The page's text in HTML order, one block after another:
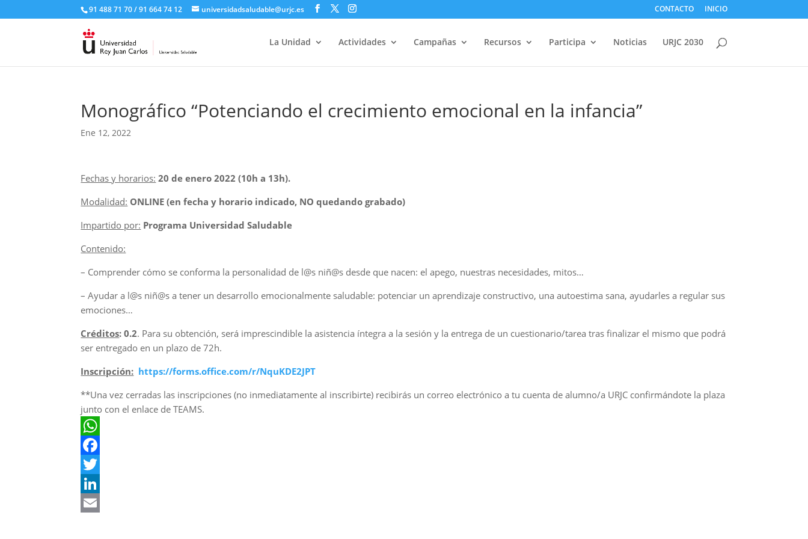
91 488 71 70 / 91 664 74 12 universidadsaludable@urjc.es CONTACTO INICIO
La Unidad Actividades Campañas Recursos Participa Noticias URJC 2030
Monográfico “Potenciando el crecimiento emocional en la infancia”
Ene 12, 2022
Fechas y horarios: 20 de enero 2022 (10h a 13h).
Modalidad: ONLINE (en fecha y horario indicado, NO quedando grabado)
Impartido por: Programa Universidad Saludable
Contenido:
– Comprender cómo se conforma la personalidad de l@s niñ@s desde que nacen: el apego, nuestras necesidades, mitos…
– Ayudar a l@s niñ@s a tener un desarrollo emocionalmente saludable: potenciar un aprendizaje constructivo, una autoestima sana, ayudarles a regular sus
emociones…
Créditos: 0.2. Para su obtención, será imprescindible la asistencia íntegra a la sesión y la entrega de un cuestionario/tarea tras finalizar el mismo que podrá
ser entregado en un plazo de 72h.
Inscripción: https://forms.office.com/r/NquKDE2JPT
**Una vez cerradas las inscripciones (no inmediatamente al inscribirte) recibirás un correo electrónico a tu cuenta de alumno/a URJC confirmándote la plaza
junto con el enlace de TEAMS.
W
h
a
t
F
a
c
T
w
L